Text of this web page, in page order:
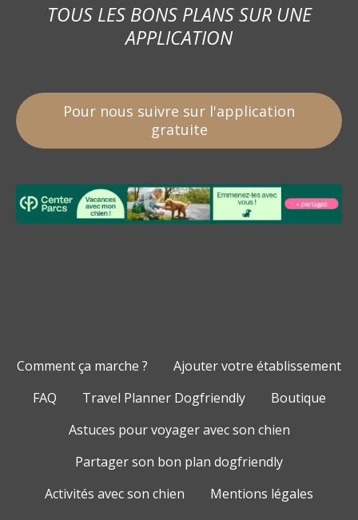
TOUS LES BONS PLANS SUR UNE
APPLICATION
Pour nous suivre sur l'application
gratuite
Comment ça marche ?
Ajouter votre établissement
FAQ
Travel Planner Dogfriendly
Boutique
Astuces pour voyager avec son chien
Partager son bon plan dogfriendly
Activités avec son chien
Mentions légales